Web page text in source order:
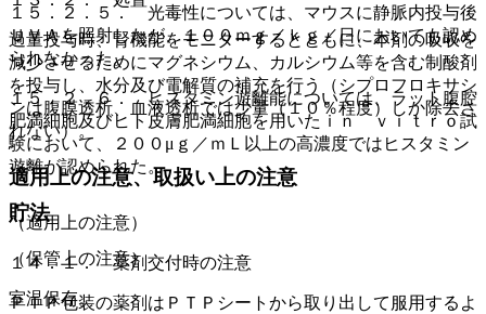
１５．２．５． 光毒性については、マウスに静脈内投与後
ＵＶＡを照射したが、１００ｍｇ／ｋｇ／日においても認め
られなかった。
１５．２．６． ヒスタミン遊離能については、ラット腹腔
肥満細胞及びヒト皮膚肥満細胞を用いたｉｎ ｖｉｔｒｏ試
験において、２００μｇ／ｍＬ以上の高濃度ではヒスタミン
遊離が認められた。
貯法
（保管上の注意）
室温保存。
過量投与時、腎機能をモニターするとともに、本剤の吸収を
減少させるためにマグネシウム、カルシウム等を含む制酸剤
を投与し、水分及び電解質の補充を行う（シプロフロキサシ
ンは腹膜透析、血液透析では少量（１０％程度）しか除去さ
れない）。
適用上の注意、取扱い上の注意
（適用上の注意）
１４．１． 薬剤交付時の注意
ＰＴＰ包装の薬剤はＰＴＰシートから取り出して服用するよ